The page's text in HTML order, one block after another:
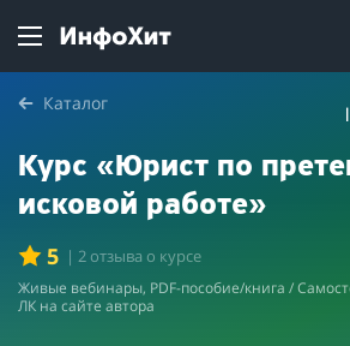
Каталог
Курс «Юрист по
исковой работе»
5 | 2 отзыва о курсе
Живые вебинары, PDF-пособие/книга /
ЛК на сайте автора